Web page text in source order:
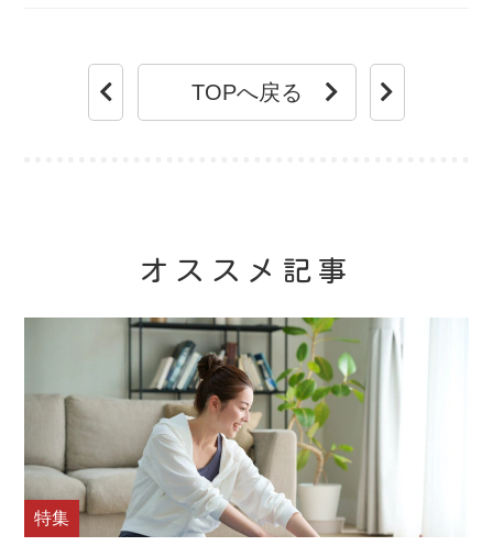
TOPへ戻る
オススメ記事
特集